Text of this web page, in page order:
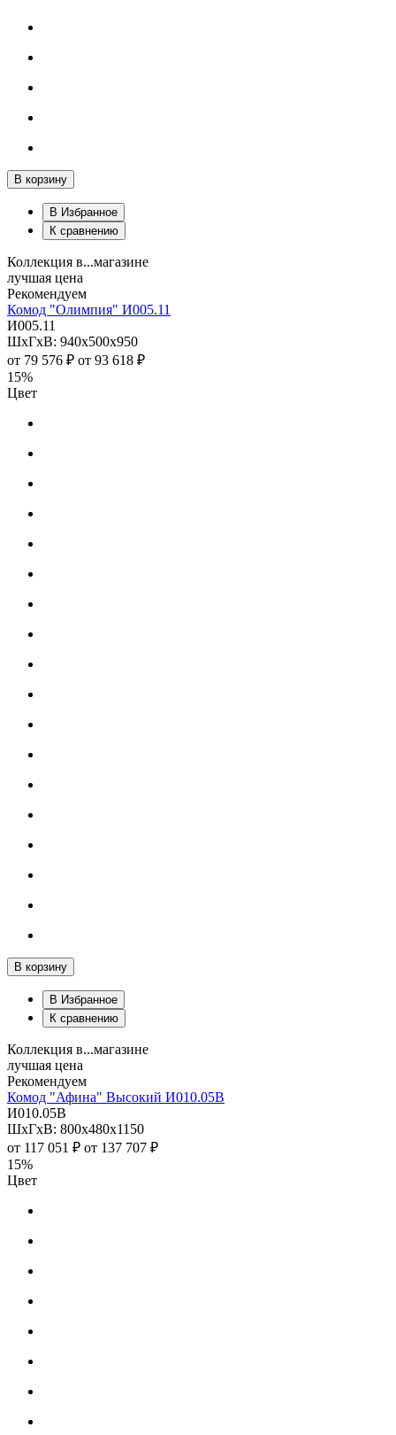
В корзину
В Избранное
К сравнению
Коллекция в...магазине
лучшая цена
Рекомендуем
Комод "Олимпия" И005.11
И005.11
ШхГхВ: 940х500х950
от 79 576 ₽ от 93 618 ₽
15%
Цвет
В корзину
В Избранное
К сравнению
Коллекция в...магазине
лучшая цена
Рекомендуем
Комод "Афина" Высокий И010.05В
И010.05В
ШхГхВ: 800х480х1150
от 117 051 ₽ от 137 707 ₽
15%
Цвет